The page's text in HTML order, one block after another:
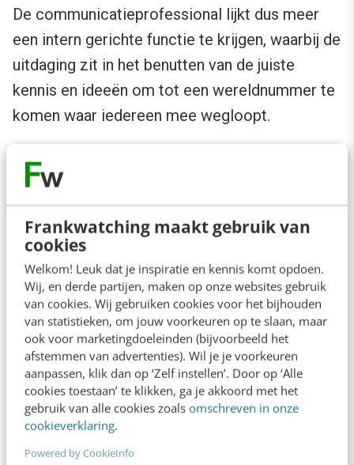
Frankwatching maakt gebruik van
cookies
Welkom! Leuk dat je inspiratie en kennis komt opdoen.
Wij, en derde partijen, maken op onze websites gebruik
van cookies. Wij gebruiken cookies voor het bijhouden
van statistieken, om jouw voorkeuren op te slaan, maar
ook voor marketingdoeleinden (bijvoorbeeld het
afstemmen van advertenties). Wil je je voorkeuren
aanpassen, klik dan op ‘Zelf instellen’. Door op ‘Alle
cookies toestaan’ te klikken, ga je akkoord met het
gebruik van alle cookies zoals omschreven in onze
cookieverklaring.
Powered by CookieInfo
De communicatieprofessional lijkt dus meer
een intern gerichte functie te krijgen, waarbij de
uitdaging zit in het benutten van de juiste
kennis en ideeën om tot een wereldnummer te
komen waar iedereen mee wegloopt.
Meer indrukken en achtergrond van het
congres:
Verslag op communicatieonline.nl
Gehouden presentaties
Anderen lezen ook
“Bedrijven die stevig staan in hun waarden
komen deze geopolitieke storm het beste
door” [podcast]